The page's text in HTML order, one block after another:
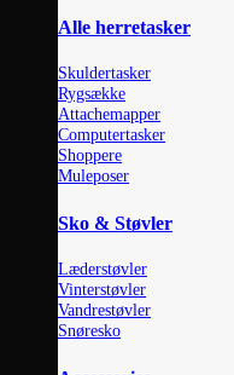
Alle herretasker
Skuldertasker
Rygsække
Attachemapper
Computertasker
Shoppere
Muleposer
Sko & Støvler
Læderstøvler
Vinterstøvler
Vandrestøvler
Snøresko